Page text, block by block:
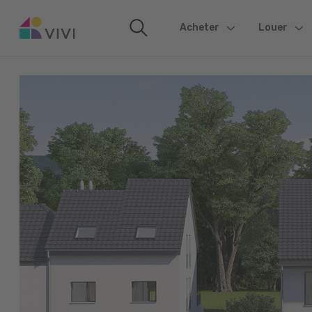
Acheter (current)Louer